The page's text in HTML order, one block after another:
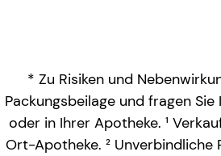
* Zu Risiken und
Packungsbeilage und fragen
oder in Ihrer Apotheke. ¹
Ort-Apotheke. ² Unverbindliche